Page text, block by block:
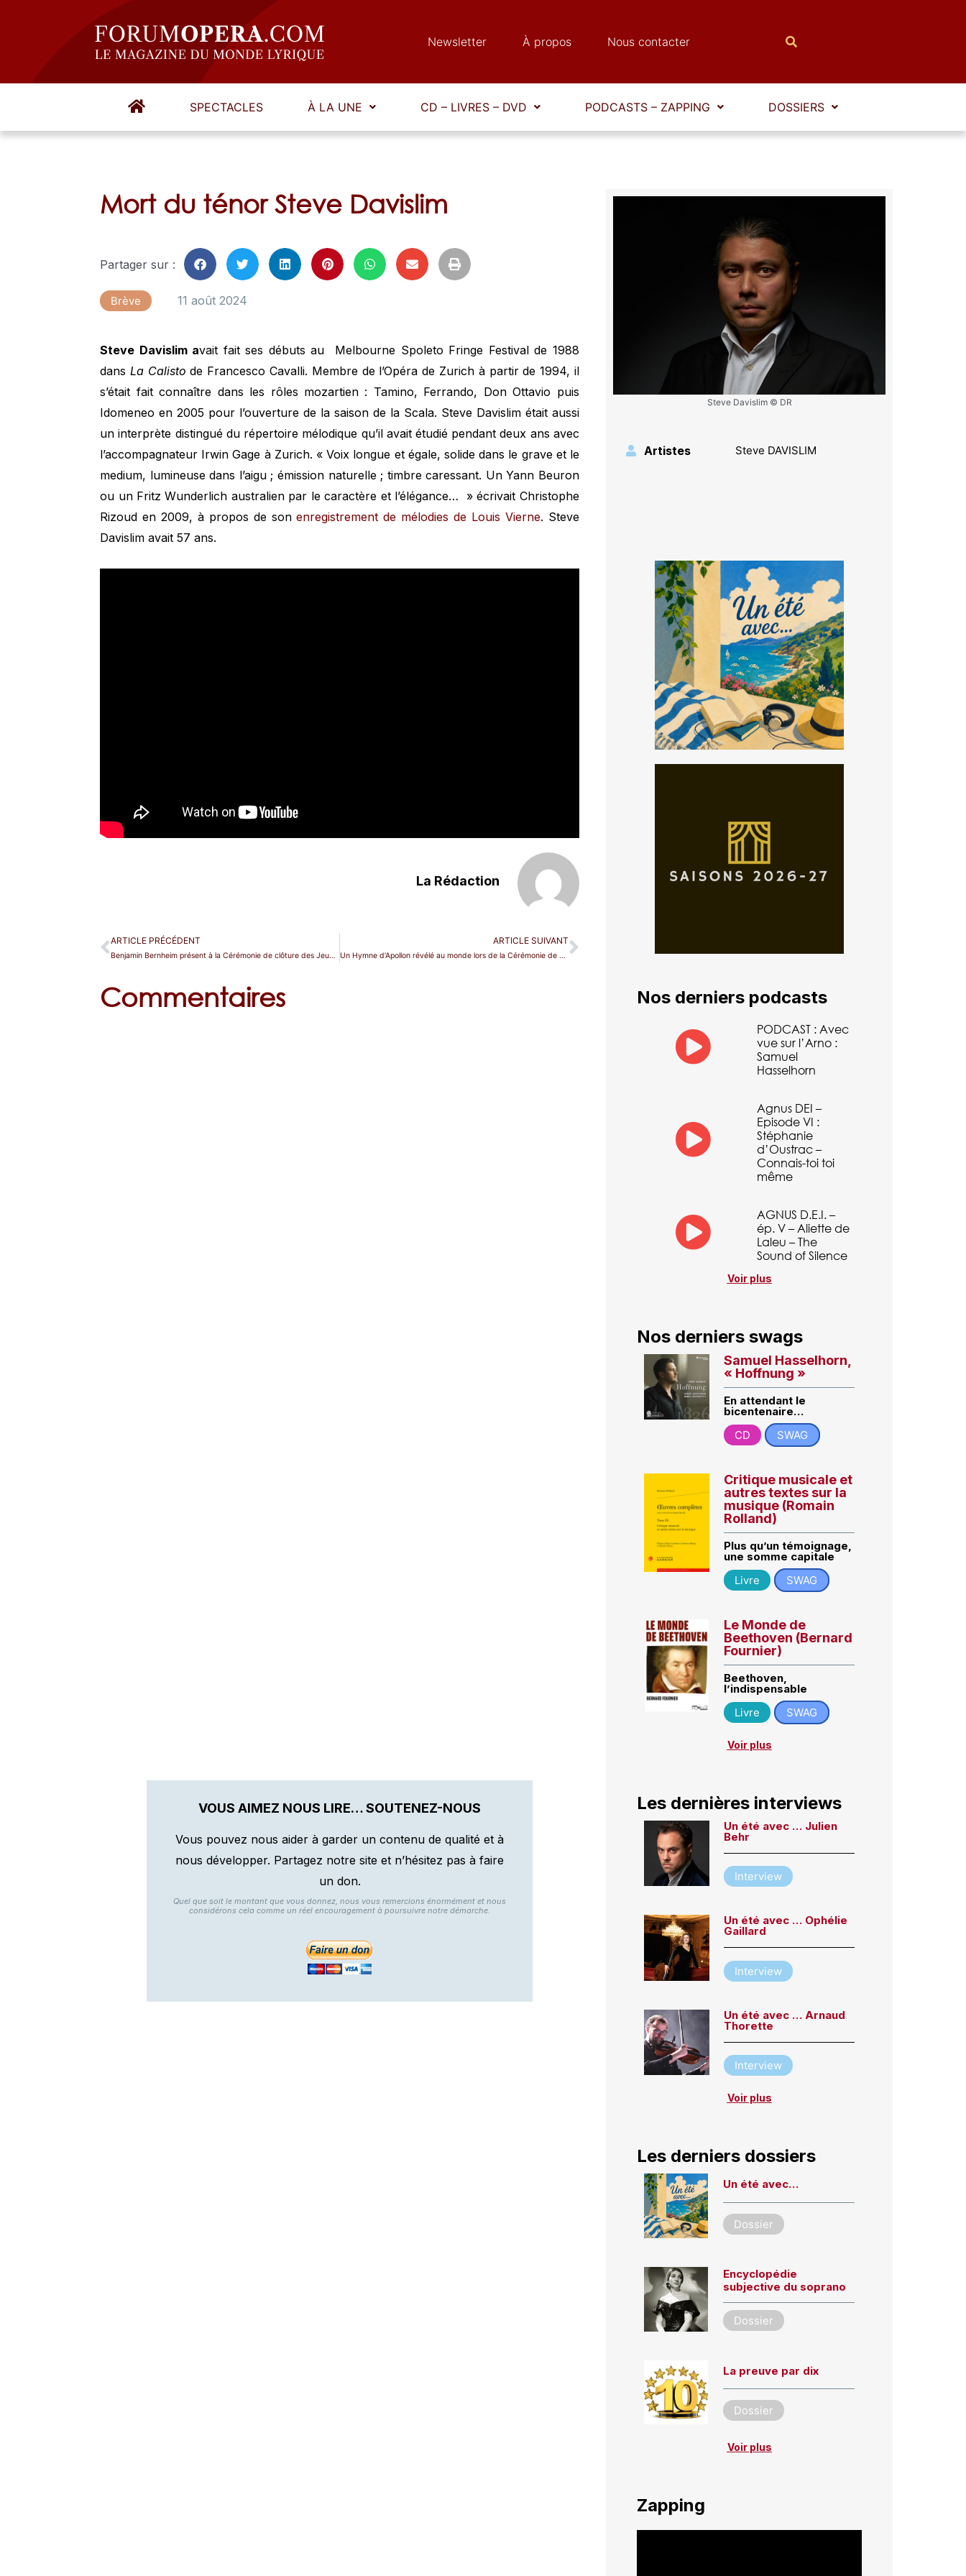
Newsletter À propos Nous contacter
SPECTACLES À LA UNE CD – LIVRES – DVD PODCASTS – ZAPPING DOSSIERS
Mort du ténor Steve Davislim
Partager sur :
Brève 11 août 2024
Steve Davislim avait fait ses débuts au Melbourne Spoleto Fringe Festival de 1988
dans La Calisto de Francesco Cavalli. Membre de l’Opéra de Zurich à partir de 1994, il
s’était fait connaître dans les rôles mozartien : Tamino, Ferrando, Don Ottavio puis
Idomeneo en 2005 pour l’ouverture de la saison de la Scala. Steve Davislim était aussi
un interprète distingué du répertoire mélodique qu’il avait étudié pendant deux ans avec
l’accompagnateur Irwin Gage à Zurich. « Voix longue et égale, solide dans le grave et le
medium, lumineuse dans l’aigu ; émission naturelle ; timbre caressant. Un Yann Beuron
ou un Fritz Wunderlich australien par le caractère et l’élégance… » écrivait Christophe
Rizoud en 2009, à propos de sonenregistrement de mélodies de Louis Vierne. Steve
Davislim avait 57 ans.
La Rédaction
ARTICLE PRÉCÉDENT
Benjamin Bernheim présent à la Cérémonie de clôture des Jeux Olympiques
ARTICLE SUIVANT
Un Hymne d’Apollon révélé au monde lors de la Cérémonie de clôture des JO de Paris 2024
Commentaires
VOUS AIMEZ NOUS LIRE… SOUTENEZ-NOUS
Vous pouvez nous aider à garder un contenu de qualité et à
nous développer. Partagez notre site et n’hésitez pas à faire
un don.
Quel que soit le montant que vous donnez, nous vous remercions énormément et nous
considérons cela comme un réel encouragement à poursuivre notre démarche.
Steve Davislim © DR
Artistes Steve DAVISLIM
Nos derniers podcasts
PODCAST : Avec
vue sur l’Arno :
Samuel
Hasselhorn
Agnus DEI –
Episode VI :
Stéphanie
d’Oustrac –
Connais-toi toi
même
AGNUS D.E.I. –
ép. V – Aliette de
Laleu – The
Sound of Silence
Voir plus
Nos derniers swags
Samuel Hasselhorn,
« Hoffnung »
En attendant le
bicentenaire…
CD
SWAG
Critique musicale et
autres textes sur la
musique (Romain
Rolland)
Plus qu’un témoignage,
une somme capitale
Livre
SWAG
Le Monde de
Beethoven (Bernard
Fournier)
Beethoven,
l’indispensable
Livre
SWAG
Voir plus
Les dernières interviews
Un été avec … Julien
Behr
Interview
Un été avec … Ophélie
Gaillard
Interview
Un été avec … Arnaud
Thorette
Interview
Voir plus
Les derniers dossiers
Un été avec…
Dossier
Encyclopédie
subjective du soprano
Dossier
La preuve par dix
Dossier
Voir plus
Zapping